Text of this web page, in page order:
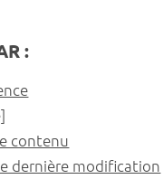
:
contenu
dernière modification